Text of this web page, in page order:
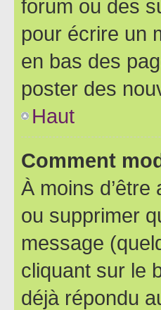
forum ou des
pour écrire un
en bas des
poster des
Haut
Comment
À moins
ou supprimer
message
cliquant sur le
déjà répondu